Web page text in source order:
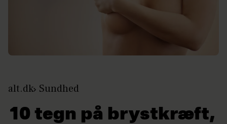
alt.dk Sundhed
10 tegn på brystkræft,